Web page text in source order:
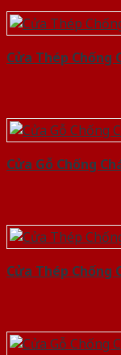
Cửa Thép Chống
Cửa Gỗ Chống
Cửa Thép Chống